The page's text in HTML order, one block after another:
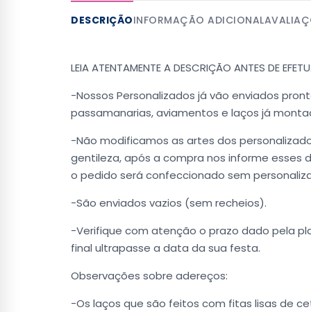
DESCRIÇÃOINFORMAÇÃO ADICIONAL
LEIA ATENTAMENTE A DESCRIÇÃO ANTES DE
-Nossos Personalizados já vão enviados
passamanarias, aviamentos e laços já
-Não modificamos as artes dos
gentileza, após a compra nos informe
o pedido será confeccionado sem
-São enviados vazios (sem recheios).
-Verifique com atenção o prazo dado pela
final ultrapasse a data da sua festa.
Observações sobre adereços:
-Os laços que são feitos com fitas lisas de